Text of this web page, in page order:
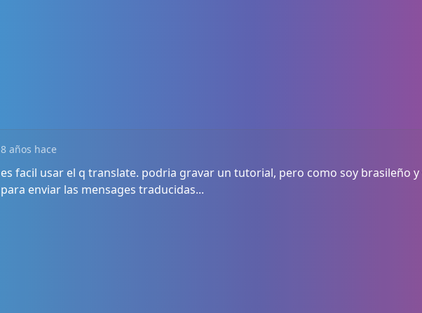
8 años hace
es facil usar el q translate. podria gravar un tutorial, pero como soy brasileño
para enviar las mensages traducidas...